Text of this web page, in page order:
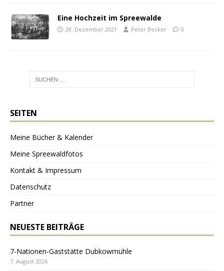
Eine Hochzeit im Spreewalde
28. Dezember 2021 Peter Becker 0
SEITEN
Meine Bücher & Kalender
Meine Spreewaldfotos
Kontakt & Impressum
Datenschutz
Partner
NEUESTE BEITRÄGE
7-Nationen-Gaststätte Dubkowmühle
7. August 2026